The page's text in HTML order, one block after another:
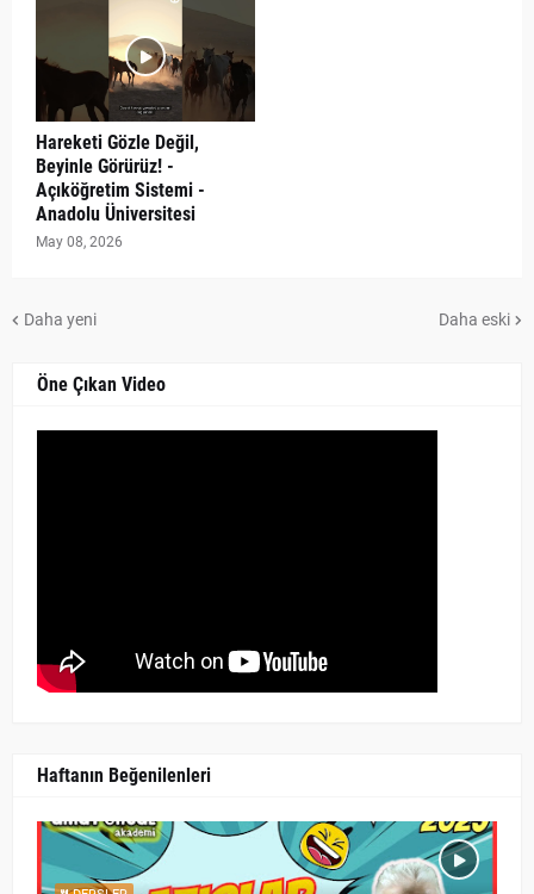
Hareketi Gözle Değil,
Beyinle Görürüz! -
Açıköğretim Sistemi -
Anadolu Üniversitesi
May 08, 2026
Daha yeni Daha eski
Öne Çıkan Video
Haftanın Beğenilenleri